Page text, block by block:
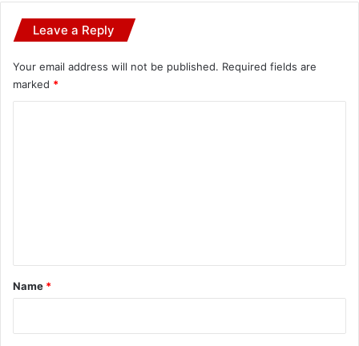
Leave a Reply
Your email address will not be published. Required fields are
marked *
*
Name *